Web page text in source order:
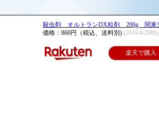
殺虫剤 オルトランDX粒剤 200g 関東
価格：860円（税込、送料別) (2019/4/26時
楽天で購入